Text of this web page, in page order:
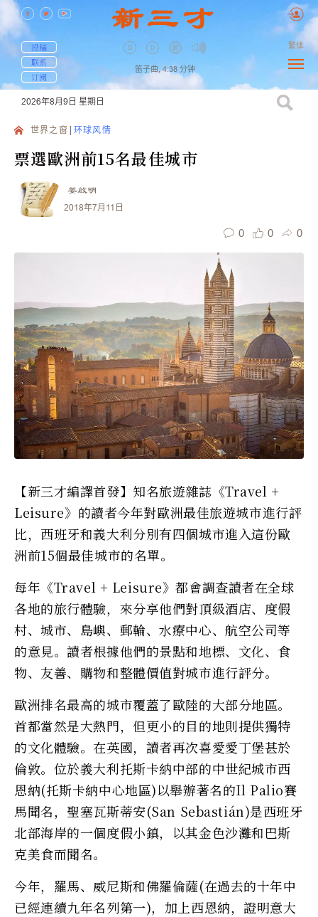
投稿
联系
订阅
笛子曲, 4:38 分钟
繁体
2026年8月9日 星期日
世界之窗 环球风情
票選歐洲前15名最佳城市
姜啟明
2018年7月11日
0 0 0
【新三才編譯首發】知名旅遊雜誌《Travel +
Leisure》的讀者今年對歐洲最佳旅遊城市進行評
比，西班牙和義大利分別有四個城市進入這份歐
洲前15個最佳城市的名單。
每年《Travel + Leisure》都會調查讀者在全球
各地的旅行體驗，來分享他們對頂級酒店、度假
村、城市、島嶼、郵輪、水療中心、航空公司等
的意見。讀者根據他們的景點和地標、文化、食
物、友善、購物和整體價值對城市進行評分。
歐洲排名最高的城市覆蓋了歐陸的大部分地區。
首都當然是大熱門，但更小的目的地則提供獨特
的文化體驗。在英國，讀者再次喜愛愛丁堡甚於
倫敦。位於義大利托斯卡納中部的中世紀城市西
恩納(托斯卡納中心地區)以舉辦著名的Il Palio賽
馬聞名，聖塞瓦斯蒂安(San Sebastián)是西班牙
北部海岸的一個度假小鎮，以其金色沙灘和巴斯
克美食而聞名。
今年，羅馬、威尼斯和佛羅倫薩(在過去的十年中
已經連續九年名列第一)，加上西恩納，證明意大